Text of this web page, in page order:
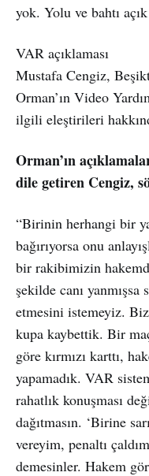
yok. Yolu ve bahtı
VAR açıklaması
Mustafa Cengiz,
Orman’ın Video
ilgili eleştirileri
Orman’ın
dile getiren Cengiz,
“Birinin herhangi bir
bağırıyorsa onu
bir rakibimizin
şekilde canı yanmışsa
etmesini istemeyiz.
kupa kaybettik. Bir
göre kırmızı karttı,
yapamadık. VAR
rahatlık konuşması
dağıtmasın. ‘Birine
vereyim, penaltı
demesinler. Hakem